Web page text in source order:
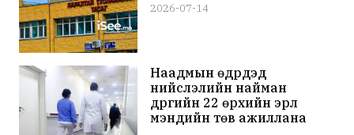
2026-07-14
Наадмын өдрүүдэд
нийслэлийн найман
дүүргийн 22 өрхийн эрүүл
мэндийн төв ажиллана